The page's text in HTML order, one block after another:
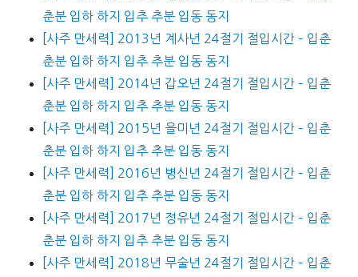
춘분 입하 하지 입추 추분 입동 동지
[사주 만세력] 2013년 계사년 24절기 절입시간 – 입춘
춘분 입하 하지 입추 추분 입동 동지
[사주 만세력] 2014년 갑오년 24절기 절입시간 – 입춘
춘분 입하 하지 입추 추분 입동 동지
[사주 만세력] 2015년 을미년 24절기 절입시간 – 입춘
춘분 입하 하지 입추 추분 입동 동지
[사주 만세력] 2016년 병신년 24절기 절입시간 – 입춘
춘분 입하 하지 입추 추분 입동 동지
[사주 만세력] 2017년 정유년 24절기 절입시간 – 입춘
춘분 입하 하지 입추 추분 입동 동지
[사주 만세력] 2018년 무술년 24절기 절입시간 – 입춘